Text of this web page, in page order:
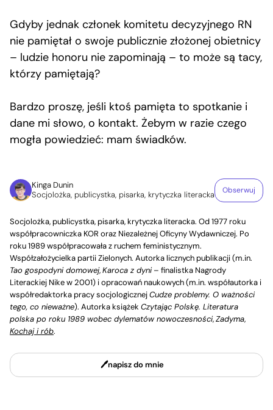
Gdyby jednak członek komitetu decyzyjnego RN
nie pamiętał o swoje publicznie złożonej obietnicy
– ludzie honoru nie zapominają – to może są tacy,
którzy pamiętają?
Bardzo proszę, jeśli ktoś pamięta to spotkanie i
dane mi słowo, o kontakt. Żebym w razie czego
mogła powiedzieć: mam świadków.
Kinga Dunin
Socjolożka, publicystka, pisarka, krytyczka literacka
Obserwuj
Socjolożka, publicystka, pisarka, krytyczka literacka. Od 1977 roku
współpracowniczka KOR oraz Niezależnej Oficyny Wydawniczej. Po
roku 1989 współpracowała z ruchem feministycznym.
Współzałożycielka partii Zielonych. Autorka licznych publikacji (m.in.
Tao gospodyni domowej,Karoca z dyni– finalistka Nagrody
Literackiej Nike w 2001) i opracowań naukowych (m.in. współautorka i
współredaktorka pracy socjologicznejCudze problemy. O ważności
tego, co nieważne). Autorka książek Czytając Polskę. Literatura
polska po roku 1989 wobec dylematów nowoczesności,Zadyma,
Kochaj i rób.
napisz do mnie